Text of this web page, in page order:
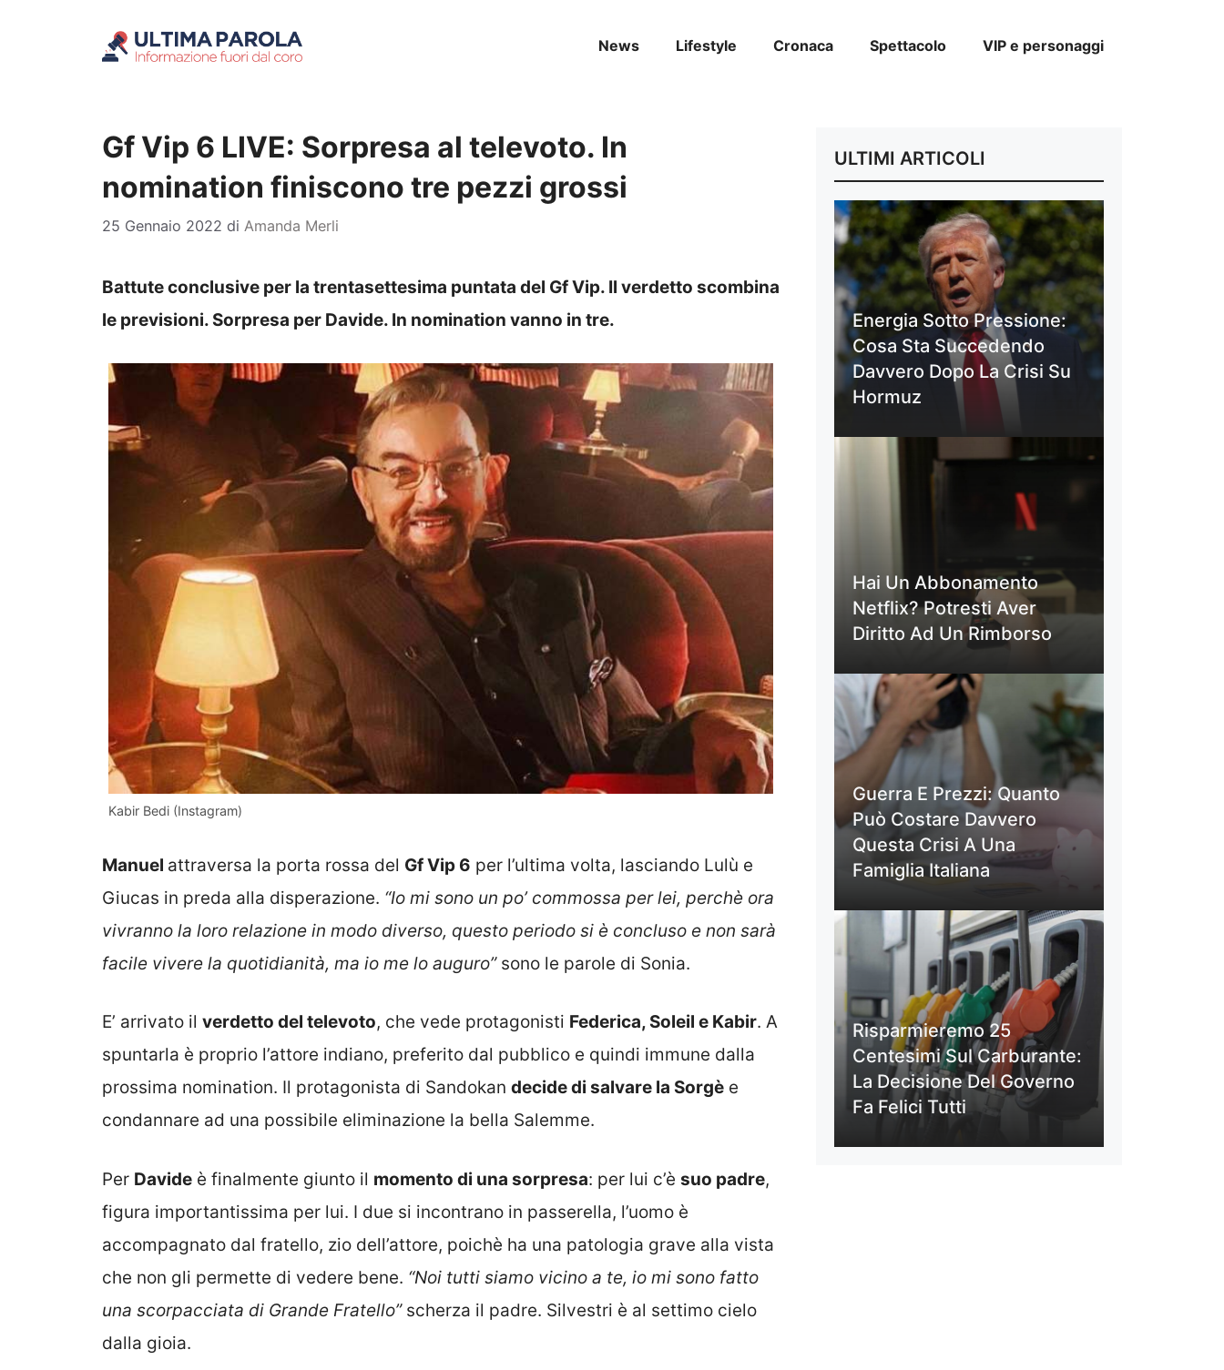
News Lifestyle Cronaca Spettacolo VIP e personaggi
Gf Vip 6 LIVE: Sorpresa al televoto. In
nomination finiscono tre pezzi grossi
25 Gennaio 2022 di Amanda Merli
Battute conclusive per la trentasettesima puntata del Gf Vip. Il verdetto scombina
le previsioni. Sorpresa per Davide. In nomination vanno in tre.
Kabir Bedi (Instagram)
Manuel attraversa la porta rossa del Gf Vip 6 per l’ultima volta, lasciando Lulù e
Giucas in preda alla disperazione. “Io mi sono un po’ commossa per lei, perchè ora
vivranno la loro relazione in modo diverso, questo periodo si è concluso e non sarà
facile vivere la quotidianità, ma io me lo auguro”sono le parole di Sonia.
E’ arrivato il verdetto del televoto, che vede protagonisti Federica, Soleil e Kabir. A
spuntarla è proprio l’attore indiano, preferito dal pubblico e quindi immune dalla
prossima nomination. Il protagonista di Sandokan decide di salvare la Sorgè e
condannare ad una possibile eliminazione la bella Salemme.
Per Davide è finalmente giunto il momento di una sorpresa: per lui c’è suo padre,
figura importantissima per lui. I due si incontrano in passerella, l’uomo è
accompagnato dal fratello, zio dell’attore, poichè ha una patologia grave alla vista
che non gli permette di vedere bene. “Noi tutti siamo vicino a te, io mi sono fatto
una scorpacciata di Grande Fratello” scherza il padre. Silvestri è al settimo cielo
dalla gioia.
ULTIMI ARTICOLI
Energia Sotto Pressione:
Cosa Sta Succedendo
Davvero Dopo La Crisi Su
Hormuz
Hai Un Abbonamento
Netflix? Potresti Aver
Diritto Ad Un Rimborso
Guerra E Prezzi: Quanto
Può Costare Davvero
Questa Crisi A Una
Famiglia Italiana
Risparmieremo 25
Centesimi Sul Carburante:
La Decisione Del Governo
Fa Felici Tutti